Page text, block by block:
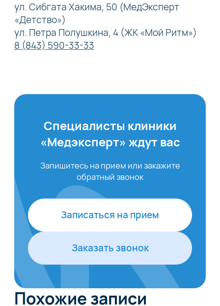
ул. Сибгата Хакима, 50 (МедЭксперт
«Детство»)
ул. Петра Полушкина, 4 (ЖК «Мой Ритм»)
8 (843) 590-33-33
Специалисты клиники
«Медэксперт» ждут вас
Запишитесь на прием или закажите
обратный звонок
Записаться на прием
Заказать звонок
Похожие записи